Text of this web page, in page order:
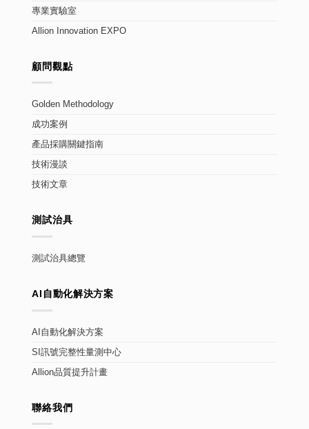
專業實驗室
Allion Innovation EXPO
顧問觀點
Golden Methodology
成功案例
產品採購關鍵指南
技術漫談
技術文章
測試治具
測試治具總覽
AI自動化解決方案
AI自動化解決方案
SI訊號完整性量測中心
Allion品質提升計畫
聯絡我們